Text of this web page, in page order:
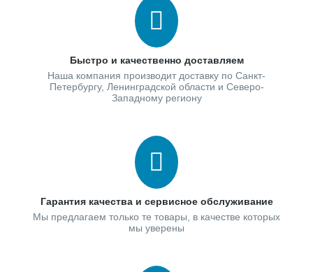
Быстро и качественно доставляем
Наша компания производит доставку по Санкт-
Петербургу, Ленинградской области и Северо-
Западному региону
Гарантия качества и сервисное обслуживание
Мы предлагаем только те товары, в качестве которых
мы уверены